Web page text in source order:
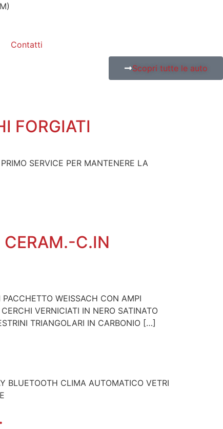
Contatti
Scopri tutte le auto
FORGIATI
SERVICE PER MANTENERE LA
C.IN
WEISSACH CON AMPI
VERNICIATI IN NERO SATINATO
TRIANGOLARI IN CARBONIO […]
BLUETOOTH CLIMA AUTOMATICO VETRI